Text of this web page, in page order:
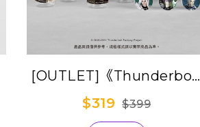
[OUTLET]《Thunderbolt
Fantasy 東離劍遊紀３》旅
$319 $399